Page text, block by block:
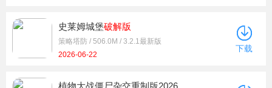
史莱姆城堡破解版
策略塔防 / 506.0M / 3.2.1最新版
2026-06-22
下载
植物大战僵尸杂交重制版2026